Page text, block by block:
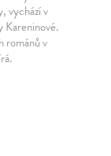
vychází v
Kareninové.
románů v